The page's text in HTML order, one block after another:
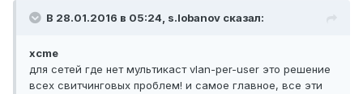
В 28.01.2016 в 05:24, s.lobanov сказал:
xcme
для сетей где нет мультикаст vlan-per-user это решение
всех свитчинговых проблем! и самое главное, все эти